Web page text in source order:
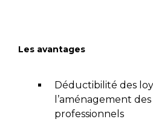
Les avantages
Déductibilité des
l’aménagement
professionnels